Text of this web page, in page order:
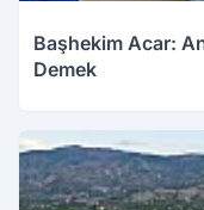
Başhekim Acar:
Demek